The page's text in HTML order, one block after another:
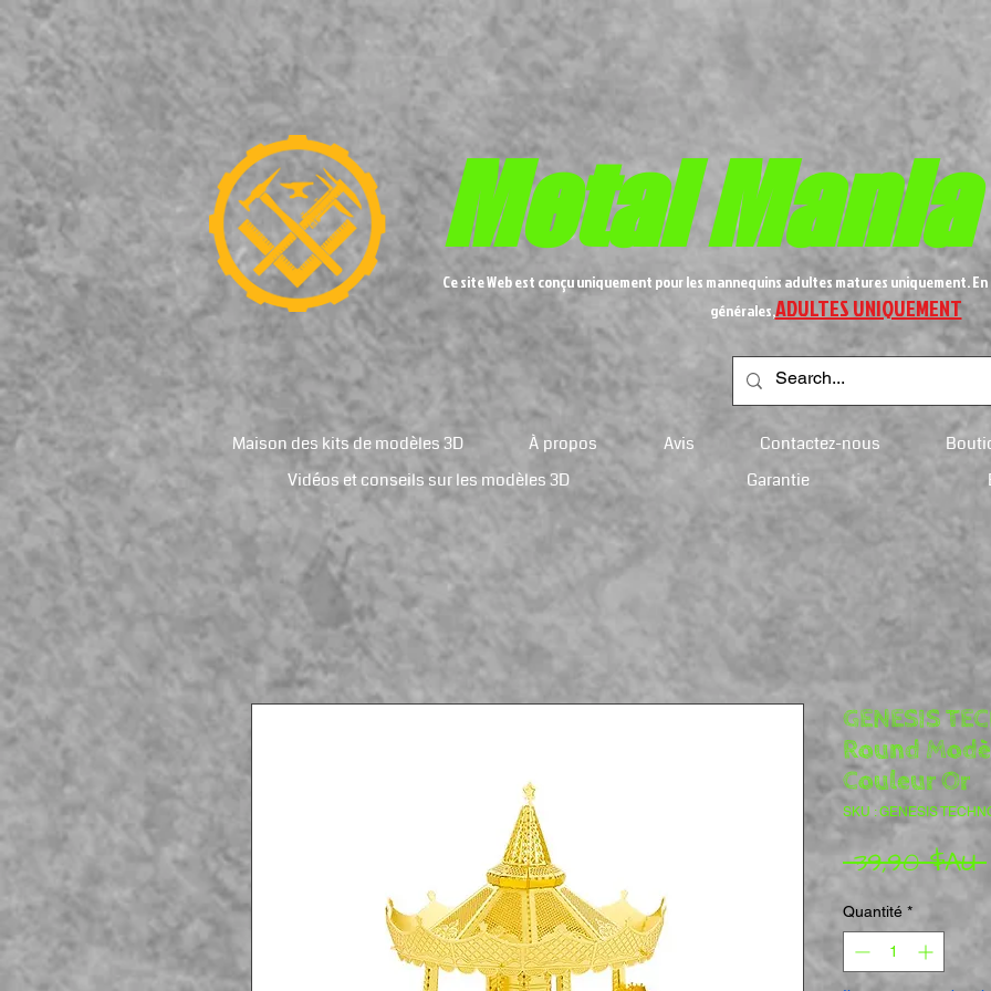
MetalMania
Ce site Web est conçu uniquement pour les mannequins adultes matures uniquement.
générales,ADULTES UNIQUEMENT
Maison des kits de modèles 3D À propos Avis Contactez-nous
Vidéos et conseils sur les modèles 3D
Garantie
GENESIS
Round
Couleur Or
SKU : GENESIS
39,90 $AU
Quantité *